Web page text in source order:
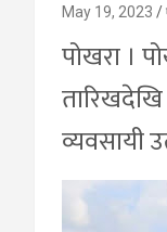
May 19, 2023
पोखरा ।
तारिखदेखि
व्यवसायी